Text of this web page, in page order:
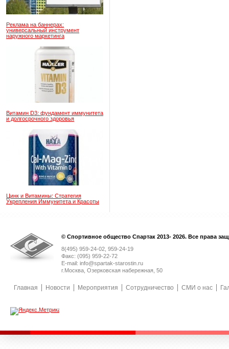
Реклама на баннерах:
универсальный инструмент
наружного маркетинга
Витамин D3: фундамент иммунитета
и долгосрочного здоровья
Цинк и Витамины: Стратегия
Укрепления Иммунитета и Красоты
© Спортивное общество Спартак 2013- 2026. Все права
8(495) 959-24-02, 959-24-19
Факс: (095) 959-22-72
E-mail: info@spartak-starostin.ru
г.Москва, Озерковская набережная, 50
Главная Новости Мероприятия Сотрудничество СМИ о нас